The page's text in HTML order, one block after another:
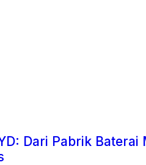
Dari Pabrik